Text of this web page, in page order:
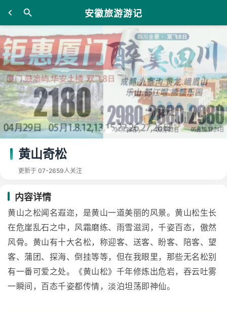
安徽旅游游记
黄山奇松
更新于 07-2659人关注
内容详情
黄山之松闻名遐迩，是黄山一道美丽的风景。黄山松生长
在危崖乱石之中，风霜磨练、雨雪滋润，千姿百态，傲然
风骨。黄山有十大名松，称迎客、送客、盼客、陪客、望
客、蒲团、探海、倒挂等等，但在我眼里，那些无名松别
有一番可爱之处。《黄山松》千年修炼出危岩，吞云吐雾
一瞬间，百态千姿都传情，淡泊坦荡即神仙。